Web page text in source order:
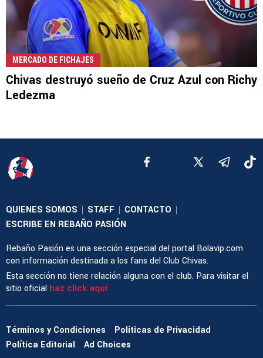
MERCADO DE FICHAJES
Chivas destruyó sueño de Cruz Azul con Richy
Ledezma
QUIENES SOMOS | STAFF | CONTACTO |
ESCRIBE EN REBAÑO PASIÓN
Rebaño Pasión es una sección especial del portal Bolavip.com
con información destinada a los fans del Club Chivas.
Esta sección no tiene relación alguna con el club. Para visitar el
sitio oficial haz click aquí
Términos y Condiciones
Políticas de Privacidad
Política Editorial
Ad Choices